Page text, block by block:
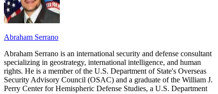
Abraham Serrano
Abraham Serrano is an international security and defense consultant
specializing in geostrategy, international intelligence, and human
rights. He is a member of the U.S. Department of State's Overseas
Security Advisory Council (OSAC) and a graduate of the William J.
Perry Center for Hemispheric Defense Studies, a U.S. Department